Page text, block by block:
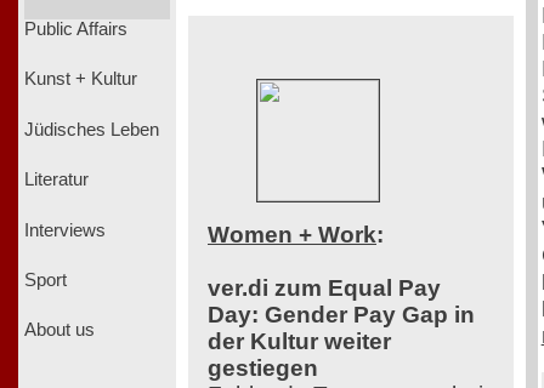
Public Affairs
Kunst + Kultur
Jüdisches Leben
Literatur
Interviews
Sport
About us
Women + Work:
ver.di zum Equal Pay
Day: Gender Pay Gap in
der Kultur weiter
gestiegen